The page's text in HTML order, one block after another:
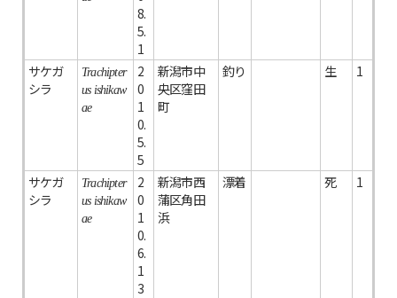
8.
5.
1
サケガ
シラ
Trachipter
us ishikaw
ae
2
0
1
0.
5.
5
新潟市中
央区窪田
町
釣り 生 1
サケガ
シラ
Trachipter
us ishikaw
ae
2
0
1
0.
6.
1
3
新潟市西
蒲区角田
浜
漂着 死 1